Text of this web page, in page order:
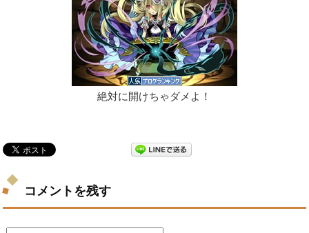
絶対に開けちゃダメよ！
コメントを残す